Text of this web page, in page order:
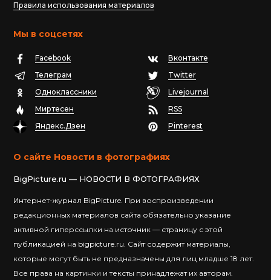
Правила использования материалов
Мы в соцсетях
Facebook
Вконтакте
Телеграм
Twitter
Одноклассники
Livejournal
Миртесен
RSS
Яндекс.Дзен
Pinterest
О сайте Новости в фотографиях
BigPicture.ru — НОВОСТИ В ФОТОГРАФИЯХ
Интернет-журнал BigPicture. При воспроизведении
редакционных материалов сайта обязательно указание
активной гиперссылки на источник — страницу с этой
публикацией на bigpicture.ru. Сайт содержит материалы,
которые могут быть не предназначены для лиц младше 18 лет.
Все права на картинки и тексты принадлежат их авторам.